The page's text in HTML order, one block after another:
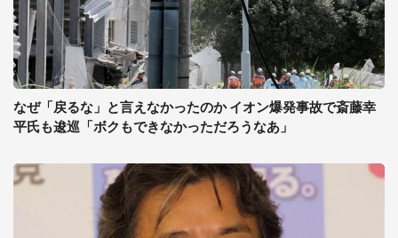
なぜ「戻るな」と言えなかったのか イオン爆発事故で斎藤幸
平氏も逡巡「ボクもできなかっただろうなあ」